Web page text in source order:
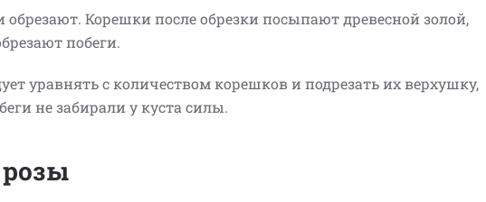
Корешки после обрезки посыпают древесной золой,
побеги.
уравнять с количеством корешков и подрезать их верхушку,
не забирали у куста силы.